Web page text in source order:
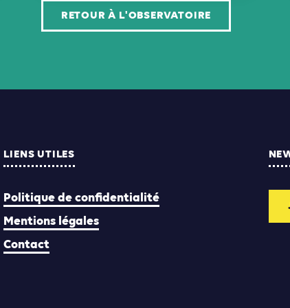
RETOUR À L'OBSERVATOIRE
LIENS UTILES
Politique de confidentialité
Mentions légales
Contact